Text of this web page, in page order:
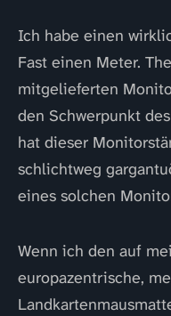
Ich habe einen
Fast einen Meter.
mitgelieferten
den Schwerpunkt
hat dieser
schlichtweg
eines solchen
Wenn ich den auf
europazentrische,